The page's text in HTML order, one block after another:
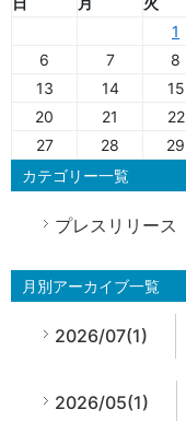
1
6
7 8
13
14 15
20
21 22
27
28 29
カテゴリー一覧
プレスリリース
月別アーカイブ一覧
2026/07(1)
2026/05(1)